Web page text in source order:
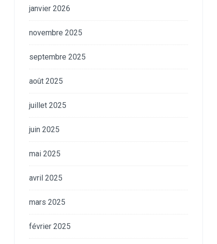
janvier 2026
novembre 2025
septembre 2025
août 2025
juillet 2025
juin 2025
mai 2025
avril 2025
mars 2025
février 2025